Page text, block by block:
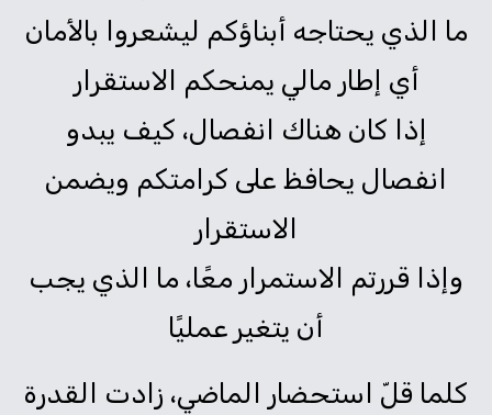
ما الذي يحتاجه أبناؤكم ليشعروا بالأمان
أي إطار مالي يمنحكم الاستقرار
إذا كان هناك انفصال، كيف يبدو
انفصال يحافظ على كرامتكم ويضمن
الاستقرار
وإذا قررتم الاستمرار معًا، ما الذي يجب
أن يتغير عمليًا
كلما قلّ استحضار الماضي، زادت القدرة